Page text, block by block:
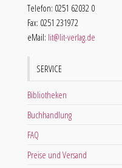
Telefon: 0251 62032 0
Fax: 0251 231972
eMail: lit@lit-verlag.de
SERVICE
Bibliotheken
Buchhandlung
FAQ
Preise und Versand